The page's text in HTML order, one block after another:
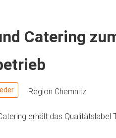
Catering
Region Chemnitz
erhält das Qualitätslabel